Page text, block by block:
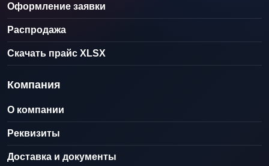
Оформление заявки
Распродажа
Скачать прайс XLSX
Компания
О компании
Реквизиты
Доставка и документы